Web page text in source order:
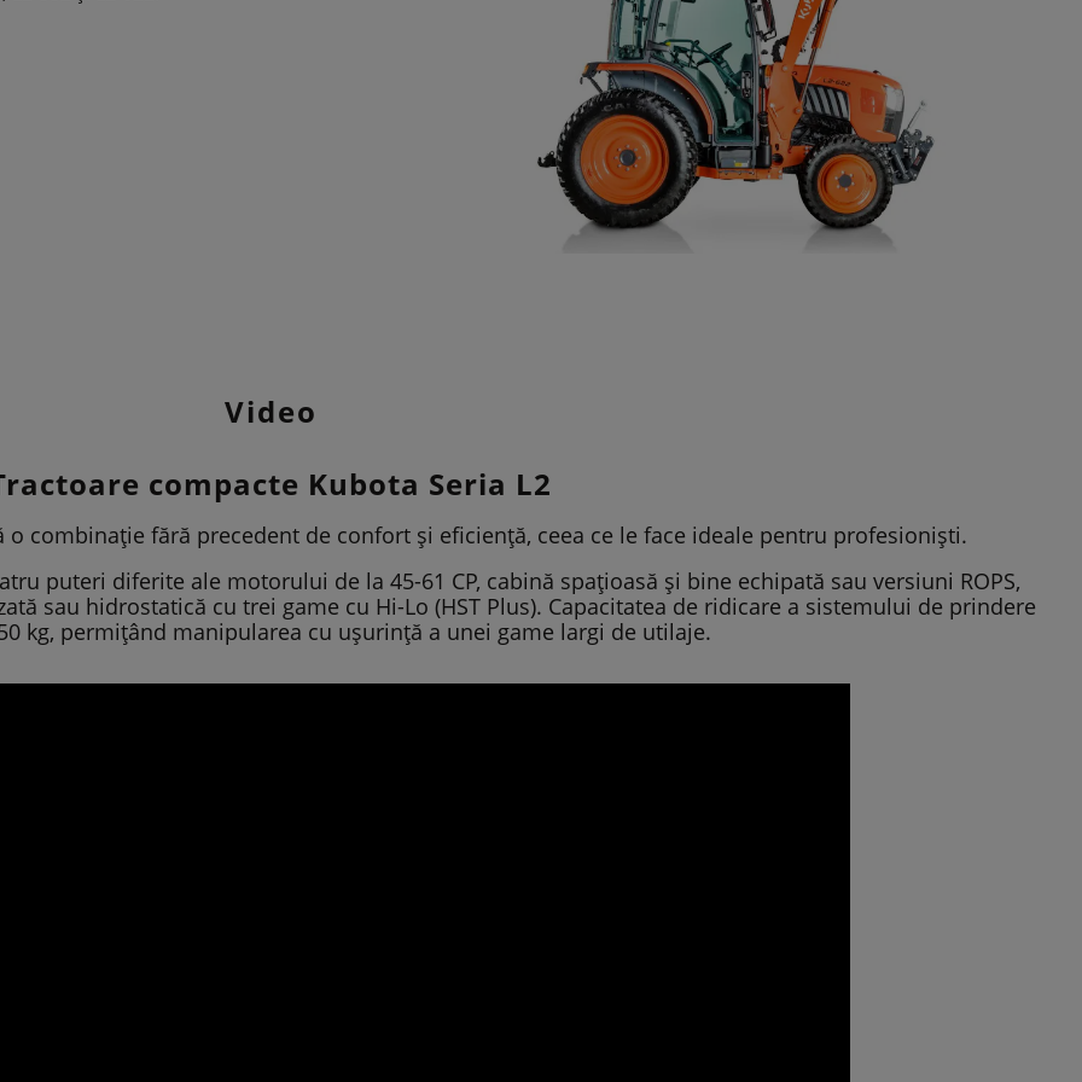
Video
compacte Kubota Seria L2
o combinație fără precedent de confort și eficiență, ceea ce le face ideale pentru profesioniști.
puteri diferite ale motorului de la 45-61 CP, cabină spațioasă și bine echipată sau versiuni ROPS,
sau hidrostatică cu trei game cu Hi-Lo (HST Plus). Capacitatea de ridicare a sistemului de prindere
kg, permițând manipularea cu ușurință a unei game largi de utilaje.